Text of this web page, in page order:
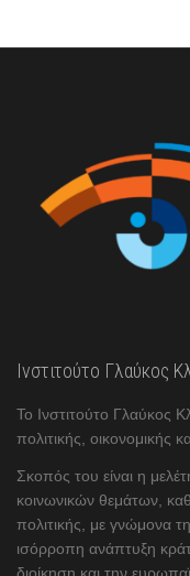
Ινστιτούτο Γλαύκος
Το Ινστιτούτο Γλαύκος
πολιτικής, οικονομικής
Σκοπός του είναι η
κοινωνικών θεμάτων,
πολιτικής, με γνώμονα
ισόρροπη ανάπτυξη